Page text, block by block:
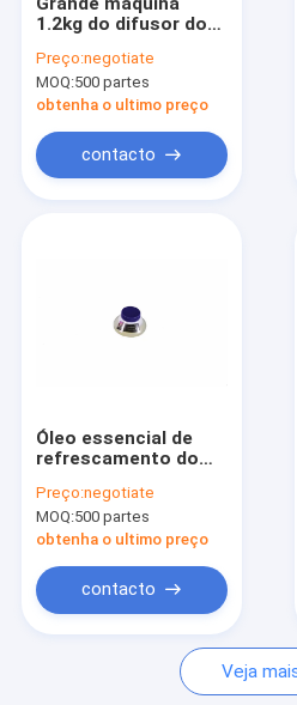
Vídeos
contacte-nos
Notícia
Peça umas citações
1.2kg do difusor do
fragrância da sala
Preço:negotiate
MOQ:500 partes
obtenha o ultimo preço
contacto
Óleo essencial de
refrescamento do
72ml para a máquina
do perfume
Preço:negotiate
MOQ:500 partes
obtenha o ultimo preço
contacto
Veja